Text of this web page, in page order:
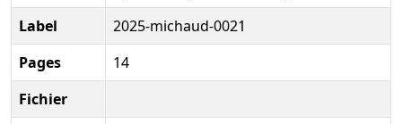
Label
2025-michaud-0021
Pages
14
Fichier